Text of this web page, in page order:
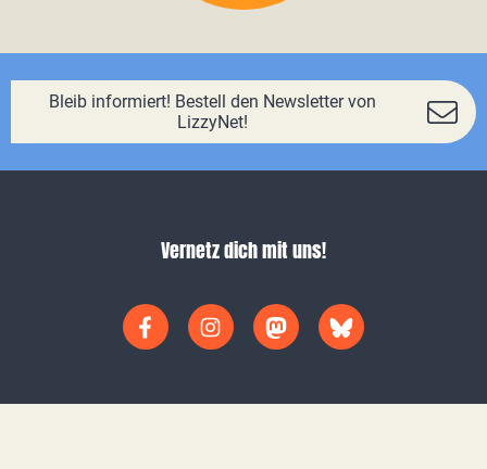
Bleib informiert! Bestell den Newsletter von
LizzyNet!
Vernetz dich mit uns!